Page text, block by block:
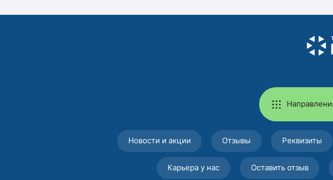
Новости и акции Отзывы Реквизиты
Карьера у нас Оставить отзыв